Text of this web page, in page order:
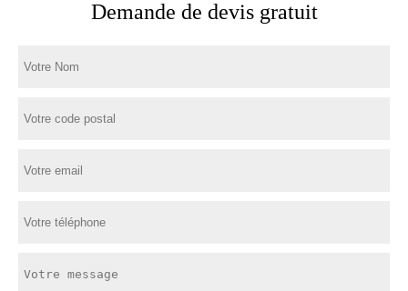
Demande de devis gratuit